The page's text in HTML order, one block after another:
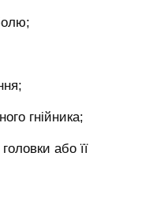
гнійника;
або її